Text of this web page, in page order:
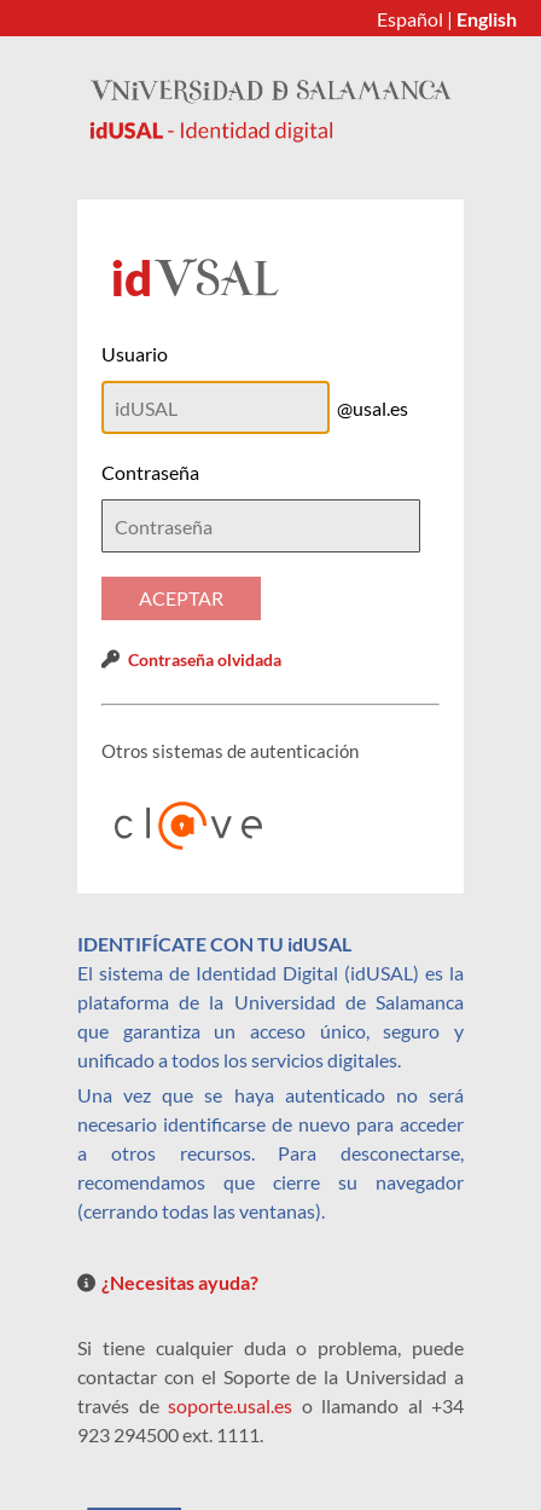
Español | English
Usuario
@usal.es
Contraseña
Contraseña olvidada
Otros sistemas de autenticación
IDENTIFÍCATE CON TU idUSAL
El sistema de Identidad Digital (idUSAL) es la
plataforma de la Universidad de Salamanca
que garantiza un acceso único, seguro y
unificado a todos los servicios digitales.
Una vez que se haya autenticado no será
necesario identificarse de nuevo para acceder
a otros recursos. Para desconectarse,
recomendamos que cierre su navegador
(cerrando todas las ventanas).
¿Necesitas ayuda?
Si tiene cualquier duda o problema, puede
contactar con el Soporte de la Universidad a
través de soporte.usal.es o llamando al +34
923 294500 ext. 1111.